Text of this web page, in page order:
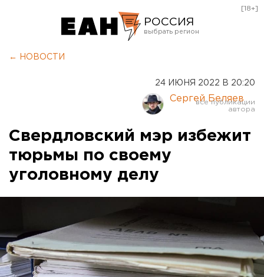
РОССИЯ
Курган
Оренбург
[18+]
← НОВОСТИ
24 ИЮНЯ 2022 В 20:20
Сергей Беляев
Свердловский мэр избежит
тюрьмы по своему
уголовному делу